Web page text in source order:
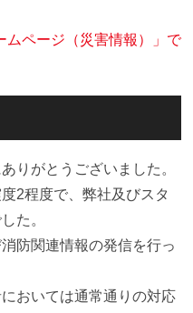
ムページ（災害情報）」で
りがとうございました。
2程度で、弊社及びスタ
た。
防関連情報の発信を行っ
おいては通常通りの対応